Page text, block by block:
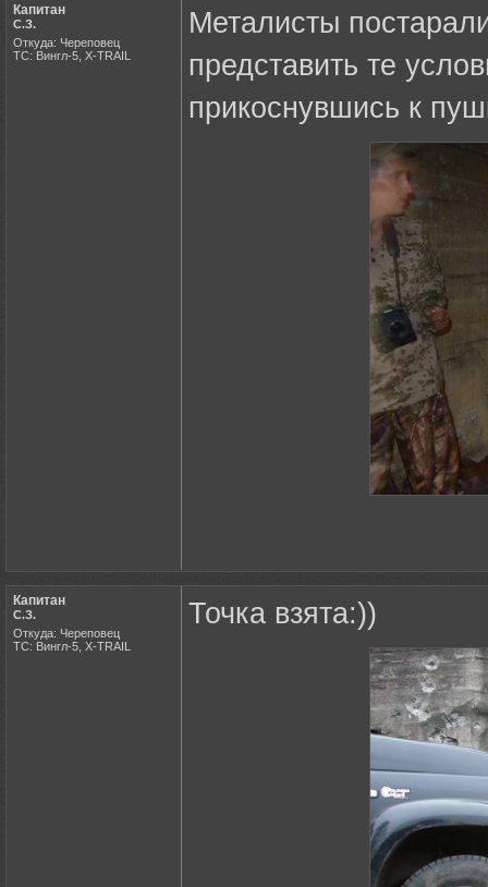
Капитан
С.З.
Откуда: Череповец
ТС: Вингл-5, X-TRAIL
Металисты
представить те
прикоснувшись к
Капитан
С.З.
Откуда: Череповец
ТС: Вингл-5, X-TRAIL
Точка взята:))